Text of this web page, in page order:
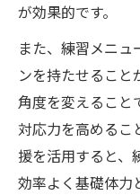
が効果的です。
また、練習メニ
ンを持たせること
角度を変えること
対応力を高めるこ
援を活用すると、
効率よく基礎体力